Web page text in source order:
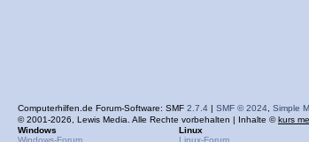
Computerhilfen.de Forum-Software: SMF 2.7.4 | SMF © 2024 Simple
© 2001-2026, Lewis Media. Alle Rechte vorbehalten | Inhalte ©kurs
Windows
Windows-Forum
Linux
Linux-Forum